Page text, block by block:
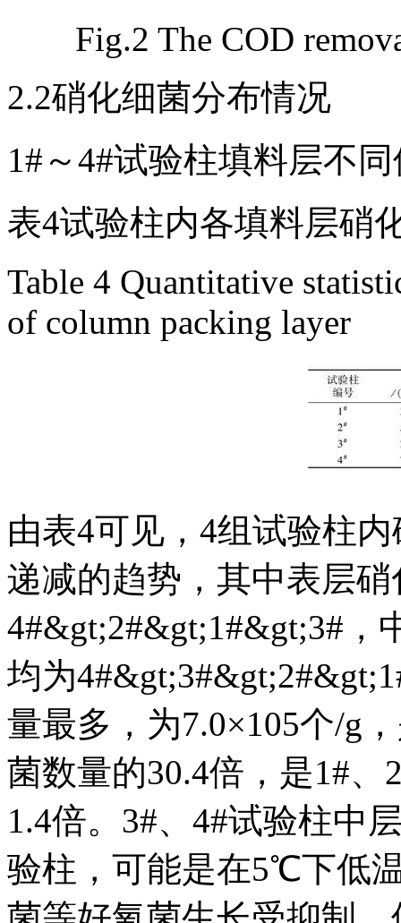
Fig.2 The COD
2.2硝化细菌分布情况
1#～4#试验柱填料层不
表4试验柱内各填料层硝
Table 4 Quantitative
of column packing layer
由表4可见，4组试验柱
递减的趋势，其中表层
4#&gt;2#&gt;1#&gt;3#，
均为
量最多，为7.0×105个/g
菌数量的30.4倍，是1#
1.4倍。3#、4#试验柱中
验柱，可能是在5℃下低